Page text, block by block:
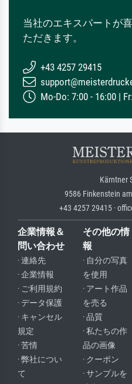
当社のエキスパートが
ただきます。
+43 4257 29415
Mo-Do: 7:00 - 16:00 |
Kärntner
9586 Finkenstein
+43 4257 29415 ·
企業情報＆
問い合わせ
· 連絡先
· 企業情報
· ご利用規約
· データ保護
· キャンセル
規定
· 苦情
· 弊社につい
て
その他の情
報
· 自分の写真
を使用
· アート作品
を売る
· 品質
· 私たちの作
品の画像
· クーポン
· サンプルを